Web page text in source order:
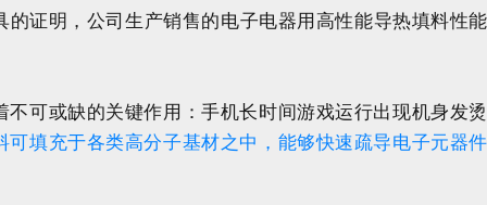
证明，公司生产销售的电子电器用高性能导热填料性
可或缺的关键作用：手机长时间游戏运行出现机身发
可填充于各类高分子基材之中，能够快速疏导电子元器